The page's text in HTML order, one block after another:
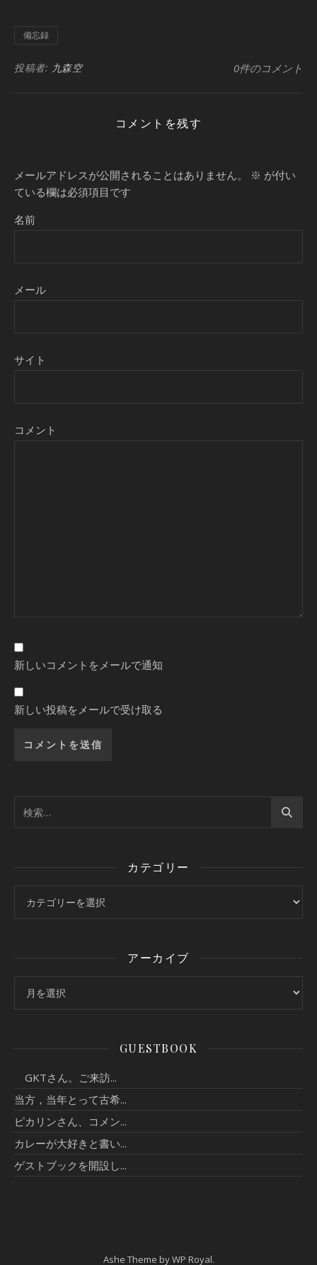
備忘録
投稿者: 九森空 0件のコメント
コメントを残す
メールアドレスが公開されることはありません。 ※ が付い
ている欄は必須項目です
名前
メール
サイト
コメント
新しいコメントをメールで通知
新しい投稿をメールで受け取る
カテゴリー
アーカイブ
GUESTBOOK
GKTさん。ご来訪...
当方，当年とって古希...
ピカリンさん、コメン...
カレーが大好きと書い...
ゲストブックを開設し...
Ashe Theme byWP Royal.